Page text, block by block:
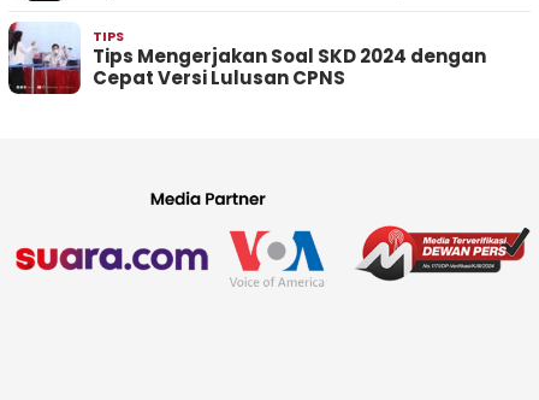
TIPS
Tips Mengerjakan Soal SKD 2024 dengan
Cepat Versi Lulusan CPNS